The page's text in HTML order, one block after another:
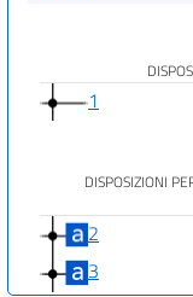
1
DISPOSIZIONI
2
3